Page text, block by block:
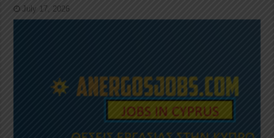
July 17, 2026